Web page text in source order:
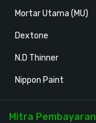
Mortar Utama (MU)
Dextone
N.D Thinner
Nippon Paint
Mitra Pembayaran